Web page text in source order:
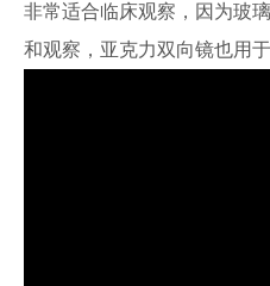
非常适合临床观察，因为玻
和观察，亚克力双向镜也用